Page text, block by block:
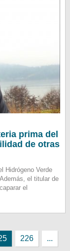
prima del
de otras
Hidrógeno Verde
el titular de
el
226 ...